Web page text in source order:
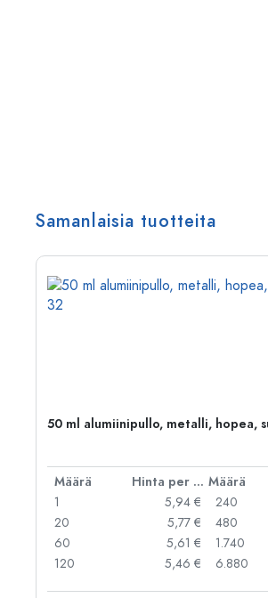
Samanlaisia tuotteita
50 ml alumiinipullo, metalli, hopea,
Määrä Hinta per kpl Määrä
1
5,94 €
20
5,77 €
60
5,61 €
120
5,46 €
240
480
1.740
6.880